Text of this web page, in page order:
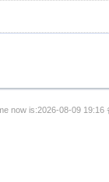
now is:2026-08-09 19:16